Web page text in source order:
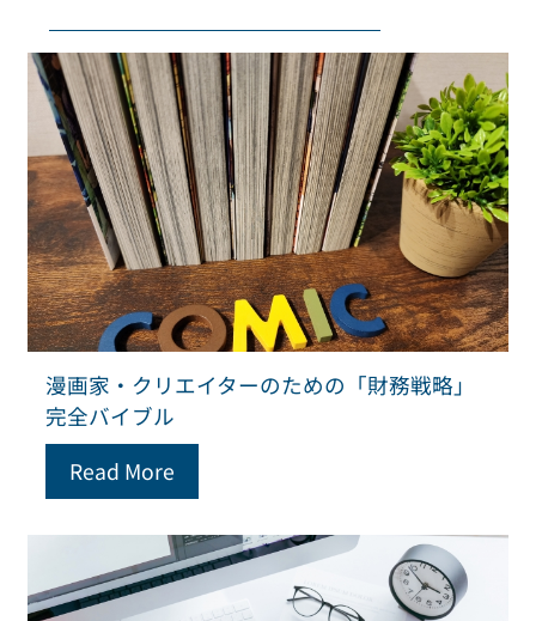
漫画家・クリエイターのための「財務戦略」
完全バイブル
Read More